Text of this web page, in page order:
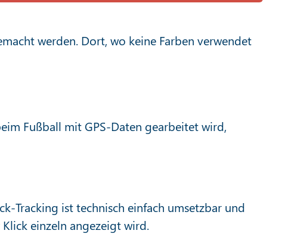
werden. Dort, wo keine Farben verwendet
Fußball mit GPS-Daten gearbeitet wird,
Tracking ist technisch einfach umsetzbar und
einzeln angezeigt wird.